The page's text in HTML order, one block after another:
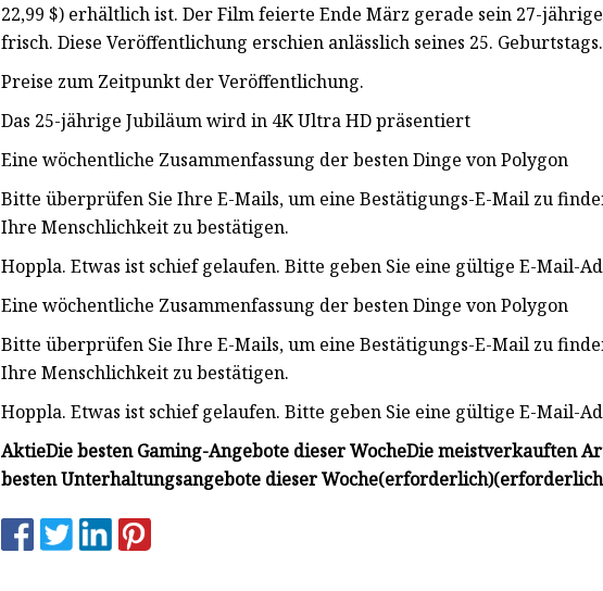
22,99 $) erhältlich ist. Der Film feierte Ende März gerade sein 27-
frisch. Diese Veröffentlichung erschien anlässlich seines 25. Geburtstags.
Preise zum Zeitpunkt der Veröffentlichung.
Das 25-jährige Jubiläum wird in 4K Ultra HD präsentiert
Eine wöchentliche Zusammenfassung der besten Dinge von Polygon
Bitte überprüfen Sie Ihre E-Mails, um eine Bestätigungs-E-Mail zu
Ihre Menschlichkeit zu bestätigen.
Hoppla. Etwas ist schief gelaufen. Bitte geben Sie eine gültige E-Mail-
Eine wöchentliche Zusammenfassung der besten Dinge von Polygon
Bitte überprüfen Sie Ihre E-Mails, um eine Bestätigungs-E-Mail zu
Ihre Menschlichkeit zu bestätigen.
Hoppla. Etwas ist schief gelaufen. Bitte geben Sie eine gültige E-Mail-
AktieDie besten Gaming-Angebote dieser WocheDie meistverkauften
besten Unterhaltungsangebote dieser Woche(erforderlich)